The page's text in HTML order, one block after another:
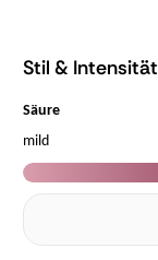
Stil & Intensität
Säure
mild